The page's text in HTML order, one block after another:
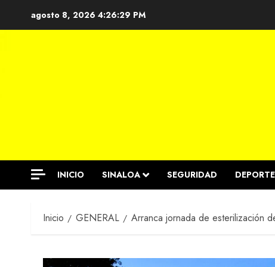
agosto 8, 2026 4:26:29 PM
INICIO SINALOA SEGURIDAD
Inicio GENERAL Arranca jornada de esterilización